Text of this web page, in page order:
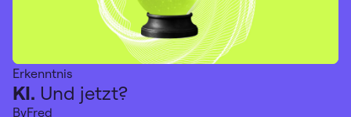
Erkenntnis
KI. Und jetzt?
ByFred